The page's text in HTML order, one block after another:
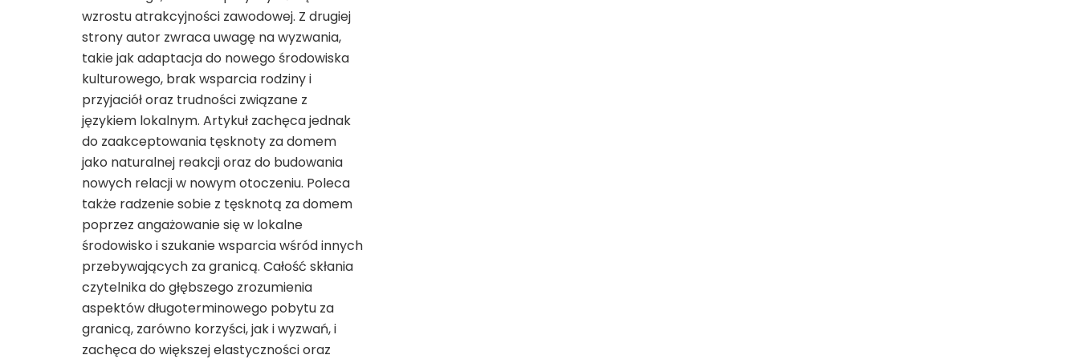
wzrostu atrakcyjności zawodowej. Z drugiej
strony autor zwraca uwagę na wyzwania,
takie jak adaptacja do nowego środowiska
kulturowego, brak wsparcia rodziny i
przyjaciół oraz trudności związane z
językiem lokalnym. Artykuł zachęca jednak
do zaakceptowania tęsknoty za domem
jako naturalnej reakcji oraz do budowania
nowych relacji w nowym otoczeniu. Poleca
także radzenie sobie z tęsknotą za domem
poprzez angażowanie się w lokalne
środowisko i szukanie wsparcia wśród innych
przebywających za granicą. Całość skłania
czytelnika do głębszego zrozumienia
aspektów długoterminowego pobytu za
granicą, zarówno korzyści, jak i wyzwań, i
zachęca do większej elastyczności oraz